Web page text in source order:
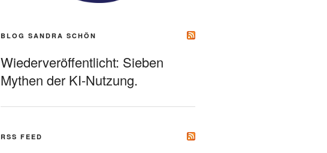
BLOG SANDRA SCHÖN
Wiederveröffentlicht: Sieben
Mythen der KI-Nutzung.
RSS FEED